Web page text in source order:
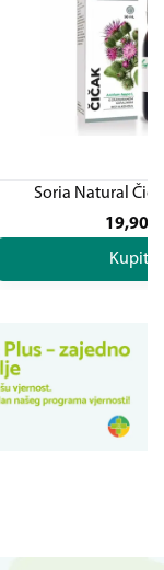
Soria Natural
19,90
Kupite